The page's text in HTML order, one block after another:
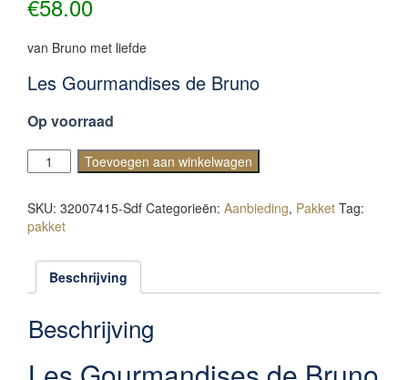
€58.00
van Bruno met liefde
Les Gourmandises de Bruno
Op voorraad
Les
Gourmandises
Bruno
aantal
Toevoegen aan winkelwagen
SKU: 32007415-Sdf Categorieën: Aanbieding, Pakket Tag:
pakket
Beschrijving
Beschrijving